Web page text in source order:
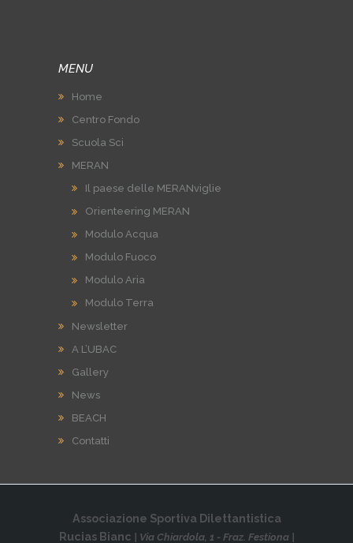
MENU
Home
Centro Fondo
Scuola Sci
MERAN
Il paese delle MERANviglie
Orienteering MERAN
Modulo Acqua
Modulo Fuoco
Modulo Aria
Modulo Terra
Newsletter
A L’UBAC
Gallery
News
BEACH
Contatti
Associazione Sportiva Dilettantistica
Rucias Bianc | Via Chiardola, 1 - Fraz. Festiona |